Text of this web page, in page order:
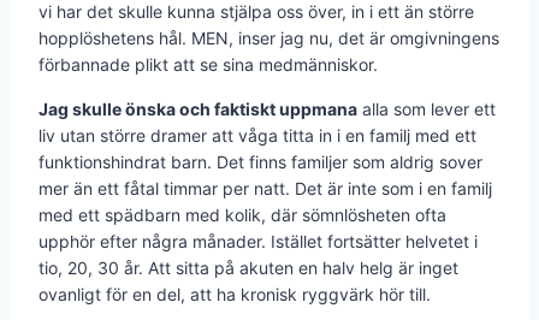
vi har det skulle kunna stjälpa oss över, in i ett än större
hopplöshetens hål. MEN, inser jag nu, det är omgivningens
förbannade plikt att se sina medmänniskor.
Jag skulle önska och faktiskt uppmana alla som lever ett
liv utan större dramer att våga titta in i en familj med ett
funktionshindrat barn. Det finns familjer som aldrig sover
mer än ett fåtal timmar per natt. Det är inte som i en familj
med ett spädbarn med kolik, där sömnlösheten ofta
upphör efter några månader. Istället fortsätter helvetet i
tio, 20, 30 år. Att sitta på akuten en halv helg är inget
ovanligt för en del, att ha kronisk ryggvärk hör till.